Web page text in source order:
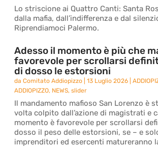
Lo striscione ai Quattro Canti: Santa
dalla mafia, dall’indifferenza e dal
Riprendiamoci Palermo.
Adesso il momento è più che
favorevole per scrollarsi
di dosso le estorsioni
daComitato Addiopizzo |13 Luglio 2026 |
ADDIOPIZZO, NEWS,slider
Il mandamento mafioso San Lorenzo è
volta colpito dall’azione di magistrati e
momento è favorevole per scrollarsi
dosso il peso delle estorsioni, se – e
imprenditori ed esercenti matureranno